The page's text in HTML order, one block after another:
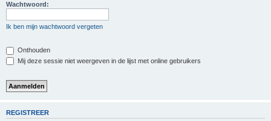
Wachtwoord:
Ik ben mijn wachtwoord vergeten
Onthouden
Mij deze sessie niet weergeven in de lijst met online gebruikers
REGISTREER